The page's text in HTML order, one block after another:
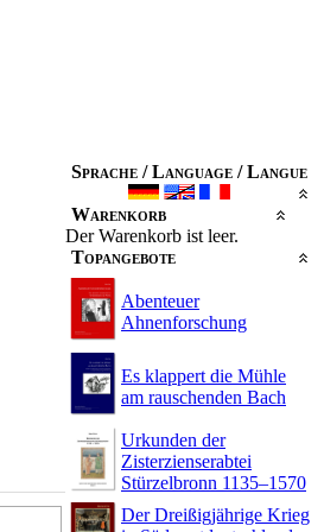
Sprache / Language / Langue
Warenkorb
Der Warenkorb ist leer.
Topangebote
Abenteuer
Ahnenforschung
Es klappert die Mühle
am rauschenden Bach
Urkunden der
Zisterzienserabtei
Stürzelbronn 1135–1570
Der Dreißigjährige Krieg